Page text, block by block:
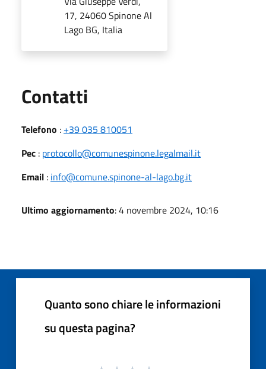
17, 24060 Spinone Al
Lago BG, Italia
Contatti
Telefono : +39 035 810051
Pec : protocollo@comunespinone.legalmail.it
Email : info@comune.spinone-al-lago.bg.it
Ultimo aggiornamento: 4 novembre 2024, 10:16
Quanto sono chiare le informazioni
su questa pagina?